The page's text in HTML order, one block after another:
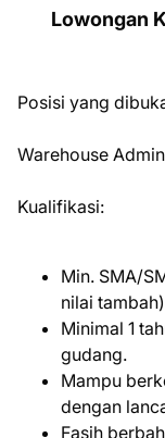
Lowongan
Posisi yang
Warehouse Admin
Kualifikasi:
Min. SMA/
nilai
Minimal 1
gudang.
Mampu
dengan
Fasih